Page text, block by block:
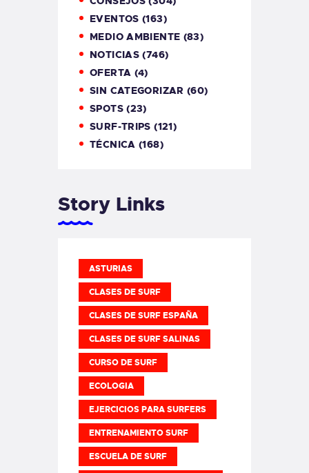
EVENTOS (163)
MEDIO AMBIENTE (83)
NOTICIAS (746)
OFERTA (4)
SIN CATEGORIZAR (60)
SPOTS(23)
SURF-TRIPS (121)
TÉCNICA (168)
Story Links
ASTURIAS
CLASES DE SURF
CLASES DE SURF ESPAÑA
CLASES DE SURF SALINAS
CURSO DE SURF
ECOLOGIA
EJERCICIOS PARA SURFERS
ENTRENAMIENTO SURF
ESCUELA DE SURF